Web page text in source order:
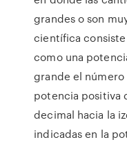
grandes o son
científica
como una
grande el número
potencia positiva
decimal hacia la
indicadas en la